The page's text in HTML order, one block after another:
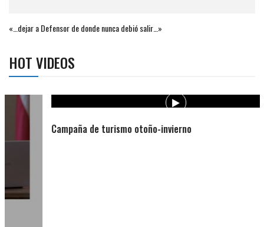
«…dejar a Defensor de donde nunca debió salir…»
HOT VIDEOS
Campaña de turismo otoño-invierno